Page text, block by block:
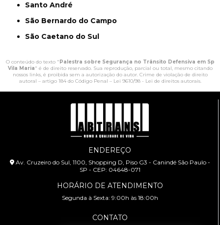
Santo André
São Bernardo do Campo
São Caetano do Sul
O conteúdo do texto "Palestra sobre Segurança no Trânsito Defensiva em Sp
Vila Maria" é de direito reservado. Sua reprodução, parcial ou total, mesmo citando
nossos links, é proibida sem a autorização do autor. Crime de violação de direito
autoral – artigo 184 do Código Penal – Lei 9610/98 - Lei de direitos autorais.
ENDEREÇO
Av. Cruzeiro do Sul, 1100, Shopping D, Piso G3 - Canindé São Paulo -
SP - CEP: 04648-071
HORÁRIO DE ATENDIMENTO
Segunda à Sexta: 9:00h às 18:00h
CONTATO